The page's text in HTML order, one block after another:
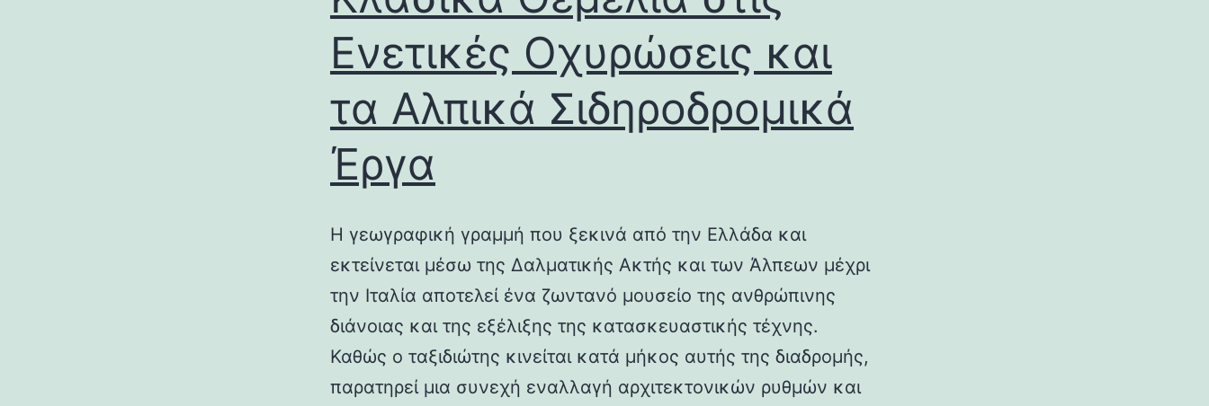
Ενετικές Οχυρώσεις και
τα Αλπικά Σιδηροδρομικά
Έργα
Η γεωγραφική γραμμή που ξεκινά από την Ελλάδα και
εκτείνεται μέσω της Δαλματικής Ακτής και των Άλπεων μέχρι
την Ιταλία αποτελεί ένα ζωντανό μουσείο της ανθρώπινης
διάνοιας και της εξέλιξης της κατασκευαστικής τέχνης.
Καθώς ο ταξιδιώτης κινείται κατά μήκος αυτής της διαδρομής,
παρατηρεί μια συνεχή εναλλαγή αρχιτεκτονικών ρυθμών και